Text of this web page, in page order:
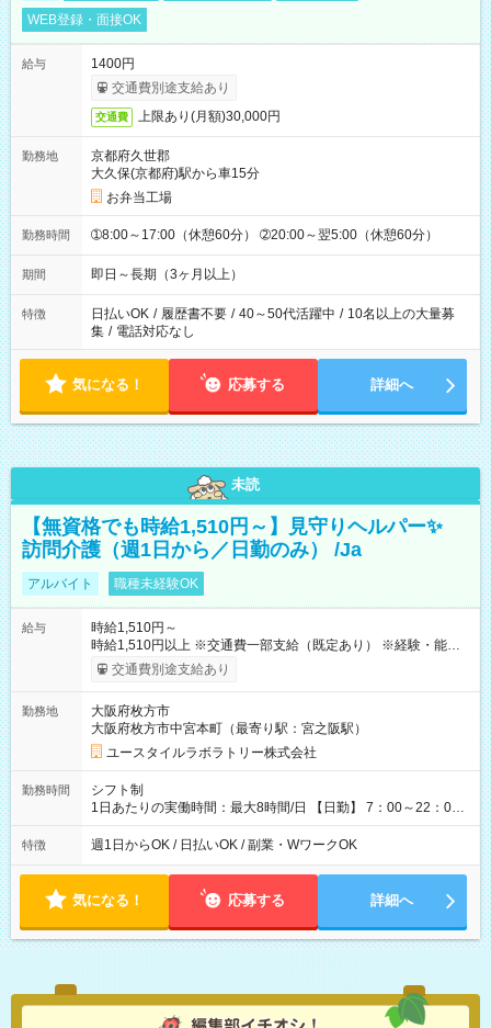
WEB登録・面接OK
給与
1400円
交通費別途支給あり
交通費 上限あり(月額)30,000円
勤務地
京都府久世郡
大久保(京都府)駅から車15分
お弁当工場
勤務時間 ➀8:00～17:00（休憩60分） ➁20:00～翌5:00（休憩60分）
期間 即日～長期（3ヶ月以上）
特徴 日払いOK / 履歴書不要 / 40～50代活躍中 / 10名以上の大量募
集 / 電話対応なし
気になる！ 応募する 詳細へ
未読
【無資格でも時給1,510円～】見守りヘルパー✨
訪問介護（週1日から／日勤のみ） /Ja
アルバイト 職種未経験OK
給与
時給1,510円～
時給1,510円以上 ※交通費一部支給（既定あり） ※経験・能力を
考慮して決定します 【収入例】 週1回勤務の場合：1,510円×8時
間×4回=4万8,320円 週3回勤務の場合：1,510円×8時間×12回
1,600円 【試用期間】試用期間あり 試用期間の長さ：2ヶ月
※ 雇用形態と給与に、本採用時と異なる部分があります。 雇用
形態：本採用時と同じです。 給与：時給 1,180円以上
交通費別途支給あり
勤務地
大阪府枚方市
大阪府枚方市中宮本町（最寄り駅：宮之阪駅）
ユースタイルラボラトリー株式会社
勤務時間
シフト制
1日あたりの実働時間：最大8時間/日 【日勤】 7：00～22：00
の間で4～8時間勤務（休憩時間は法定通り） ※週1日～OK ／ 1
日4時間から勤務OK ／ 夜勤なし ＊＊ 勤務時間例 ＊＊ ■7時
変動 ※曜日固定（毎週同じ曜日勤務）
特徴 週1日からOK / 日払いOK / 副業・WワークOK
気になる！ 応募する 詳細へ